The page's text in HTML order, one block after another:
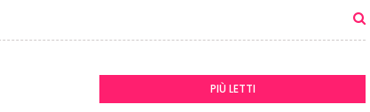
PIÙ LETTI